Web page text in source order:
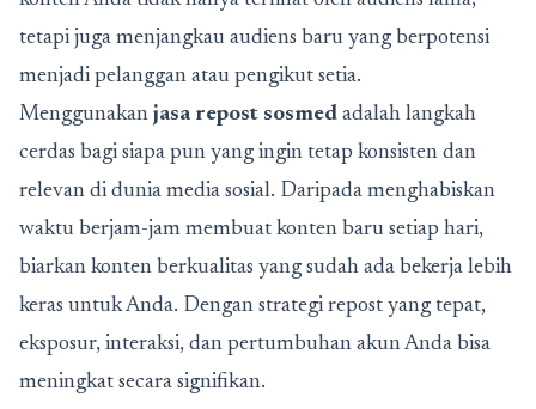
tetapi juga menjangkau audiens baru yang berpotensi
menjadi pelanggan atau pengikut setia.
Menggunakan jasa repost sosmed adalah langkah
cerdas bagi siapa pun yang ingin tetap konsisten dan
relevan di dunia media sosial. Daripada menghabiskan
waktu berjam-jam membuat konten baru setiap hari,
biarkan konten berkualitas yang sudah ada bekerja lebih
keras untuk Anda. Dengan strategi repost yang tepat,
eksposur, interaksi, dan pertumbuhan akun Anda bisa
meningkat secara signifikan.